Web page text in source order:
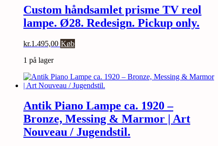
Custom håndsamlet prisme TV reol
lampe. Ø28. Redesign. Pickup only.
kr.1.495,00 Køb
1 på lager
Antik Piano Lampe ca. 1920 –
Bronze, Messing & Marmor | Art
Nouveau / Jugendstil.